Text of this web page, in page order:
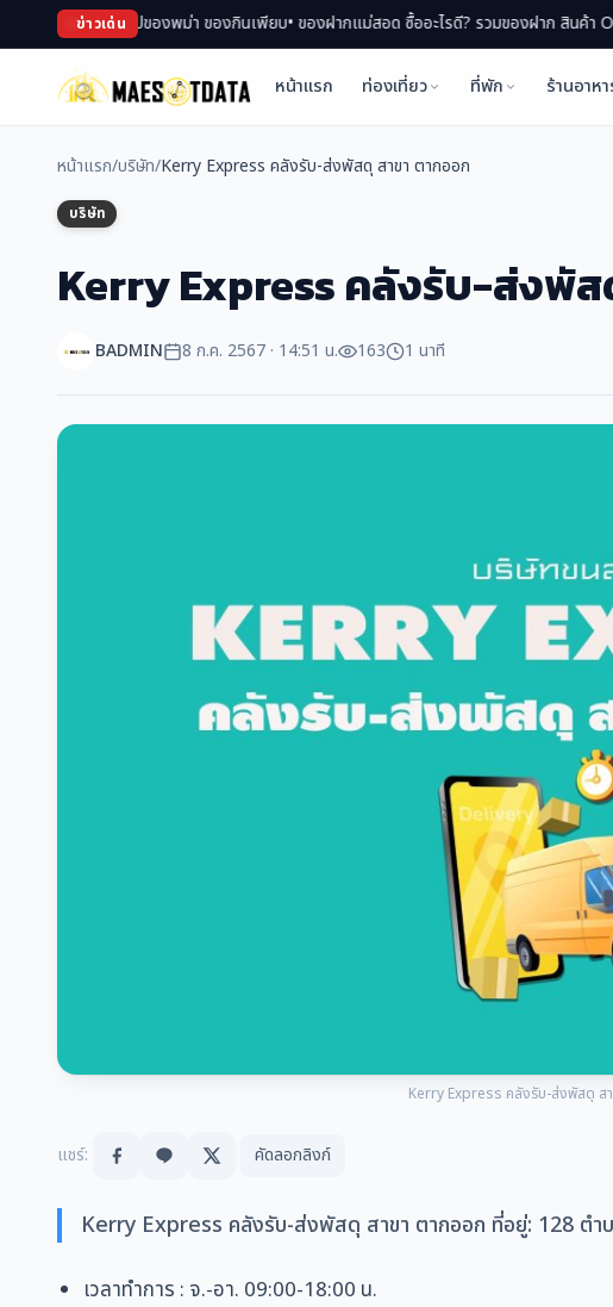
ข่าวเด่น
ตลาด ช้อปของพม่า ของกินเพียบ• ของฝากแม่สอด ซื้ออะไรดี? รวมของฝาก สินค้า OTOP ขึ้
หน้าแรก ท่องเที่ยว ที่พัก ร้านอาห
หน้าแรก/บริษัท/Kerry Express คลังรับ-ส่งพัสดุ สาขา ตากออก
บริษัท
Kerry Express คลังรับ-ส่งพัส
BADMIN 8 ก.ค. 2567 · 14:51 น. 163 1 นาที
Kerry Express คลังรับ-ส่งพัสดุ ส
แชร์: คัดลอกลิงก์
Kerry Express คลังรับ-ส่งพัสดุ สาขา ตากออก ที่อยู่: 128 ตำ
เวลาทำการ : จ.-อา. 09:00-18:00 น.